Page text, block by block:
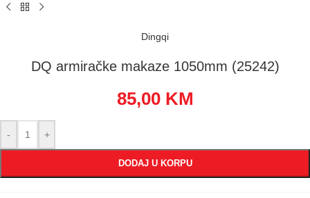
Dingqi
DQ armiračke makaze 1050mm (25242)
85,00 KM
- +
DODAJ U KORPU